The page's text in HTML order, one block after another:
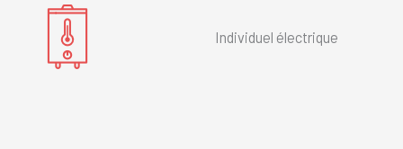
Individuel électrique